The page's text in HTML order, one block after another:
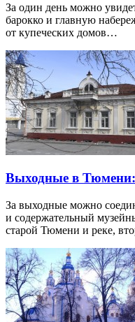
За один день можно
барокко и главную
от купеческих домов…
Выходные в
За выходные можно
и содержательный
старой Тюмени и реке,